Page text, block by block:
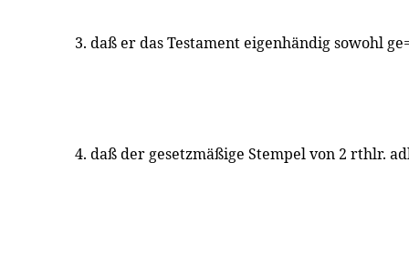
3. daß er das Testament eigenhändig sowohl
4. daß der gesetzmäßige Stempel von 2 rthlr.